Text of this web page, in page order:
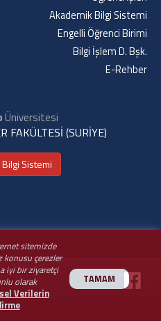
sitemizde
konusu çerezler
iyi bir ziyaretçi
olarak
Verilerin
TAMAM
Akademik Bilgi Sistemi
Engelli Öğrenci Birimi
Bilgi İşlem D. Bşk.
E-Rehber
Üniversitesi
FAKÜLTESİ (SURİYE)
Sistemi